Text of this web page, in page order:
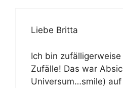
Liebe Britta
Ich bin
Zufälle! Das war
Universum…smile) auf